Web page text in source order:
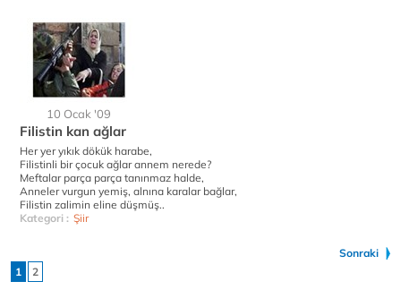
10 Ocak '09
Filistin kan ağlar
Her yer yıkık dökük harabe,
Filistinli bir çocuk ağlar annem nerede?
Meftalar parça parça tanınmaz halde,
Anneler vurgun yemiş, alnına karalar bağlar,
Filistin zalimin eline düşmüş..
Kategori : Şiir
Sonraki
1
2